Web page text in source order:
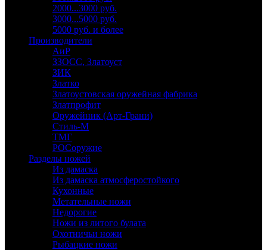
2000...3000 руб.
3000...5000 руб.
5000 руб. и более
Производители
АиР
ЗЗОСС, Златоуст
ЗИК
Златко
Златоустовская оружейная фабрика
Златпрофит
Оружейник (Арт-Грани)
Стиль-М
ТМГ
РОСоружие
Разделы ножей
Из дамаска
Из дамаска атмосферостойкого
Кухонные
Метательные ножи
Недорогие
Ножи из литого булата
Охотничьи ножи
Рыбацкие ножи